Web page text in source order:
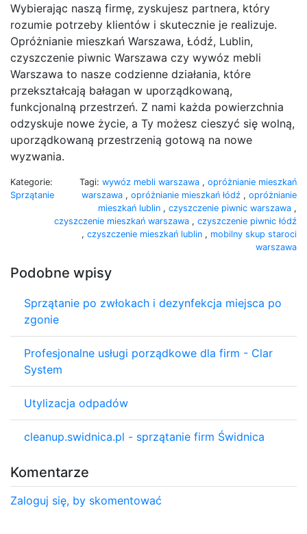
Wybierając naszą firmę, zyskujesz partnera, który
rozumie potrzeby klientów i skutecznie je realizuje.
Opróżnianie mieszkań Warszawa, Łódź, Lublin,
czyszczenie piwnic Warszawa czy wywóz mebli
Warszawa to nasze codzienne działania, które
przekształcają bałagan w uporządkowaną,
funkcjonalną przestrzeń. Z nami każda powierzchnia
odzyskuje nowe życie, a Ty możesz cieszyć się wolną,
uporządkowaną przestrzenią gotową na nowe
wyzwania.
Kategorie:
Sprzątanie
Tagi: wywóz mebli warszawa , opróżnianie mieszkań
warszawa , opróżnianie mieszkań łódź , opróżnianie
mieszkań lublin , czyszczenie piwnic warszawa ,
czyszczenie mieszkań warszawa , czyszczenie piwnic łódź
, czyszczenie mieszkań lublin , mobilny skup staroci
warszawa
Podobne wpisy
Sprzątanie po zwłokach i dezynfekcja miejsca po
zgonie
Profesjonalne usługi porządkowe dla firm - Clar
System
Utylizacja odpadów
cleanup.swidnica.pl - sprzątanie firm Świdnica
Komentarze
Zaloguj się, by skomentować